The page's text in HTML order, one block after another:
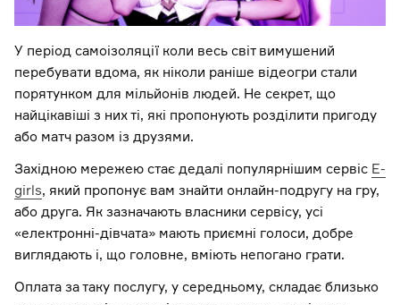
У період самоізоляції коли весь світ вимушений
перебувати вдома, як ніколи раніше відеогри стали
порятунком для мільйонів людей. Не секрет, що
найцікавіші з них ті, які пропонують розділити пригоду
або матч разом із друзями.
Західною мережею стає дедалі популярнішим сервіс E-
girls, який пропонує вам знайти онлайн-подругу на гру,
або друга. Як зазначають власники сервісу, усі
«електронні-дівчата» мають приємні голоси, добре
виглядають і, що головне, вміють непогано грати.
Оплата за таку послугу, у середньому, складає близько